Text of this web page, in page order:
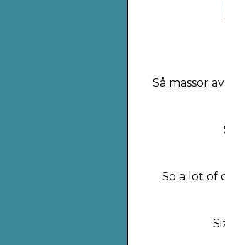
Så massor
So a lot of